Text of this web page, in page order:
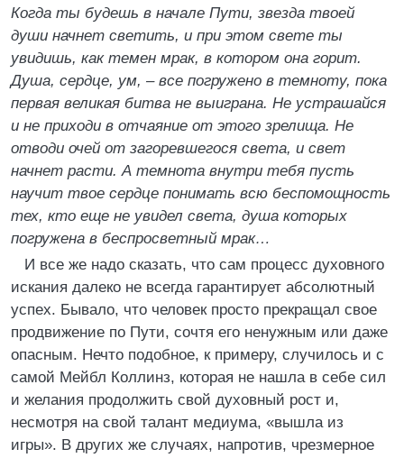
Когда ты будешь в начале Пути, звезда твоей
души начнет светить, и при этом свете ты
увидишь, как темен мрак, в котором она горит.
Душа, сердце, ум, – все погружено в темноту, пока
первая великая битва не выигранa. Не устрашайся
и не приходи в отчаяние от этого зрелища. Не
отводи очей от загоревшегося света, и свет
начнет расти. А темнота внутри тебя пусть
научит твое сердце понимать всю беспомощность
тех, кто еще не увидел света, душа которых
погружена в беспросветный мрак…
И все же надо сказать, что сам процесс духовного
искания далеко не всегда гарантирует абсолютный
успех. Бывало, что человек просто прекращал свое
продвижение по Пути, сочтя его ненужным или даже
опасным. Нечто подобное, к примеру, случилось и с
самой Мейбл Коллинз, которая не нашла в себе сил
и желания продолжить свой духовный рост и,
несмотря на свой талант медиума, «вышла из
игры». В других же случаях, напротив, чрезмерное